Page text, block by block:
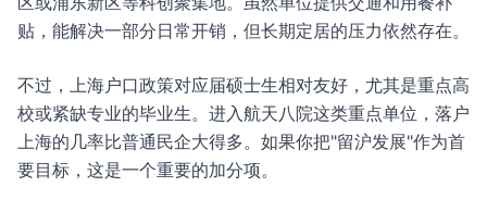
贴，能解决一部分日常开销，但长期定居的压力依然存在。
不过，上海户口政策对应届硕士生相对友好，尤其是重点高
校或紧缺专业的毕业生。进入航天八院这类重点单位，落户
上海的几率比普通民企大得多。如果你把"留沪发展"作为首
要目标，这是一个重要的加分项。